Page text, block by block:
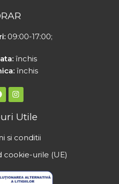
09:00-17:00;
închis
închis
Utile
si conditii
cookie-urile (UE)